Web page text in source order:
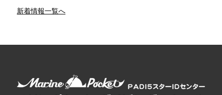
新着情報一覧へ